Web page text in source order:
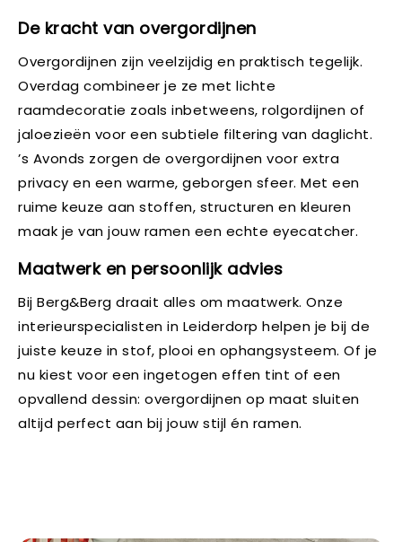
De kracht van overgordijnen
Overgordijnen zijn veelzijdig en praktisch tegelijk.
Overdag combineer je ze met lichte
raamdecoratie zoals inbetweens, rolgordijnen of
jaloezieën voor een subtiele filtering van daglicht.
’s Avonds zorgen de overgordijnen voor extra
privacy en een warme, geborgen sfeer. Met een
ruime keuze aan stoffen, structuren en kleuren
maak je van jouw ramen een echte eyecatcher.
Maatwerk en persoonlijk advies
Bij Berg&Berg draait alles om maatwerk. Onze
interieurspecialisten in Leiderdorp helpen je bij de
juiste keuze in stof, plooi en ophangsysteem. Of je
nu kiest voor een ingetogen effen tint of een
opvallend dessin: overgordijnen op maat sluiten
altijd perfect aan bij jouw stijl én ramen.